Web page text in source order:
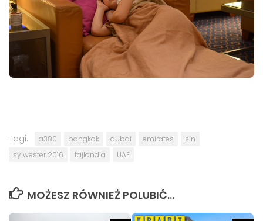
Tagi: a380 bangkok dubai emirates
sin
sylwester 2016
tajlandia UAE
MOŻESZ RÓWNIEŻ POLUBIĆ…